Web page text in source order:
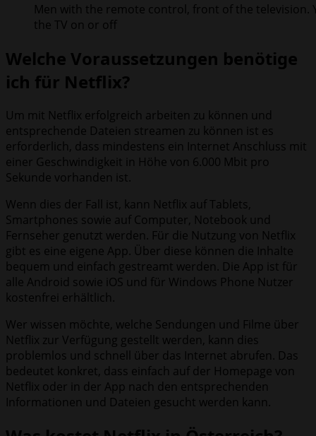
Men with the remote control, front of the television.
the TV on or off
Welche Voraussetzungen benötige
ich für Netflix?
Um mit Netflix erfolgreich arbeiten zu können und
entsprechende Dateien streamen zu können ist es
erforderlich, dass mindestens ein Internet Anschluss mit
einer Geschwindigkeit in Höhe von 6.000 Mbit pro
Sekunde vorhanden ist.
Wenn dies der Fall ist, kann Netflix auf Tablets,
Smartphones sowie auf Computer, Notebook und
Fernseher genutzt werden. Für die Nutzung von Netflix
gibt es eine eigene App. Über diese können die Inhalte
bequem und einfach gestreamt werden. Die App ist für
alle Android sowie iOS und für Windows Phone Nutzer
kostenfrei erhältlich.
Wer wissen möchte, welche Sendungen und Filme über
Netflix zur Verfügung gestellt werden, kann dies
problemlos und schnell über das Internet abrufen. Das
bedeutet konkret, dass einfach auf der Homepage von
Netflix oder in der App nach den entsprechenden
Informationen und Dateien gesucht werden kann.